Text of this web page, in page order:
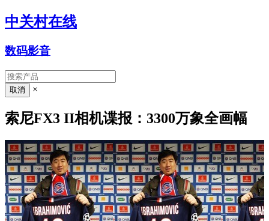
中关村在线
数码影音
×
索尼FX3 II相机谍报：3300万象全画幅